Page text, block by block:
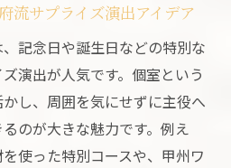
流サプライズ演出アイデア
記念日や誕生日などの特別な
演出が人気です。個室という
し、周囲を気にせずに主役へ
のが大きな魅力です。例え
使った特別コースや、甲州ワ